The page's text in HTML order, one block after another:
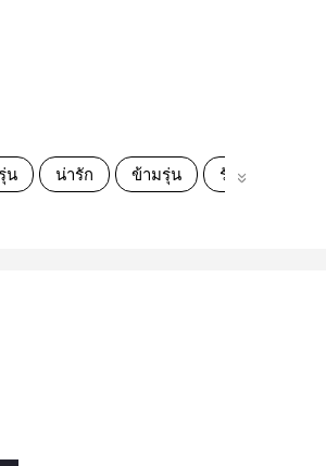
น น่ารัก ข้ามรุ่น รัก